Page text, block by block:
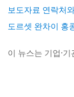
보도자료 연락처
도르셋 완차이 홍
이 뉴스는 기업·